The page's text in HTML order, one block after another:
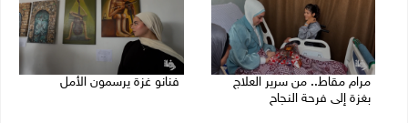
مرام مقاط.. من سرير العلاج
بغزة إلى فرحة النجاح
فنانو غزة يرسمون الأمل